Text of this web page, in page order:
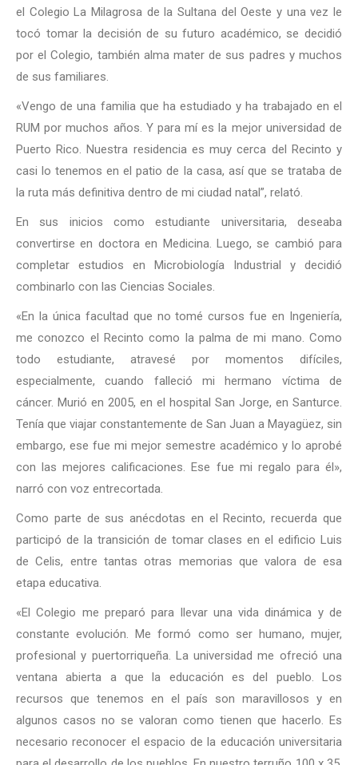
el Colegio La Milagrosa de la Sultana del Oeste y una vez le
tocó tomar la decisión de su futuro académico, se decidió
por el Colegio, también alma mater de sus padres y muchos
de sus familiares.
«Vengo de una familia que ha estudiado y ha trabajado en el
RUM por muchos años. Y para mí es la mejor universidad de
Puerto Rico. Nuestra residencia es muy cerca del Recinto y
casi lo tenemos en el patio de la casa, así que se trataba de
la ruta más definitiva dentro de mi ciudad natal”, relató.
En sus inicios como estudiante universitaria, deseaba
convertirse en doctora en Medicina. Luego, se cambió para
completar estudios en Microbiología Industrial y decidió
combinarlo con las Ciencias Sociales.
«En la única facultad que no tomé cursos fue en Ingeniería,
me conozco el Recinto como la palma de mi mano. Como
todo estudiante, atravesé por momentos difíciles,
especialmente, cuando falleció mi hermano víctima de
cáncer. Murió en 2005, en el hospital San Jorge, en Santurce.
Tenía que viajar constantemente de San Juan a Mayagüez, sin
embargo, ese fue mi mejor semestre académico y lo aprobé
con las mejores calificaciones. Ese fue mi regalo para él»,
narró con voz entrecortada.
Como parte de sus anécdotas en el Recinto, recuerda que
participó de la transición de tomar clases en el edificio Luis
de Celis, entre tantas otras memorias que valora de esa
etapa educativa.
«El Colegio me preparó para llevar una vida dinámica y de
constante evolución. Me formó como ser humano, mujer,
profesional y puertorriqueña. La universidad me ofreció una
ventana abierta a que la educación es del pueblo. Los
recursos que tenemos en el país son maravillosos y en
algunos casos no se valoran como tienen que hacerlo. Es
necesario reconocer el espacio de la educación universitaria